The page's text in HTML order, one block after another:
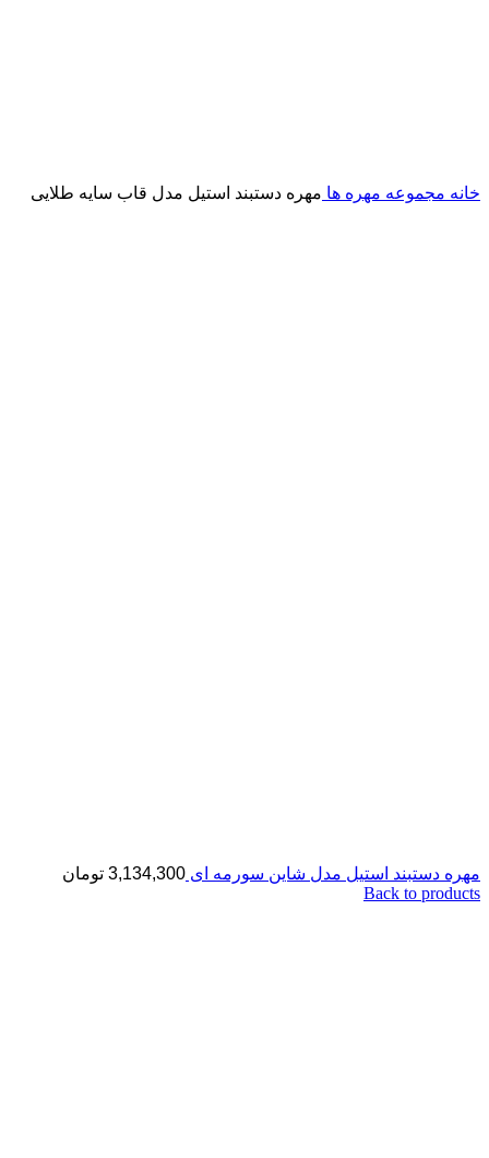
خانه مجموعه مهره ها مهره دستبند استیل مدل قاب سایه طلایی
مهره دستبند استیل مدل شاین سورمه ای 3,134,300 تومان
Back to products